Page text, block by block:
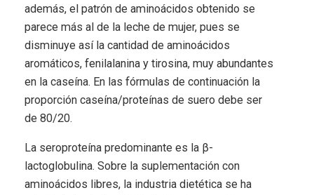
además, el patrón de aminoácidos obtenido se
parece más al de la leche de mujer, pues se
disminuye así la cantidad de aminoácidos
aromáticos, fenilalanina y tirosina, muy abundantes
en la caseína. En las fórmulas de continuación la
proporción caseína/proteínas de suero debe ser
de 80/20.
La seroproteína predominante es la β-
lactoglobulina. Sobre la suplementación con
aminoácidos libres, la industria dietética se ha